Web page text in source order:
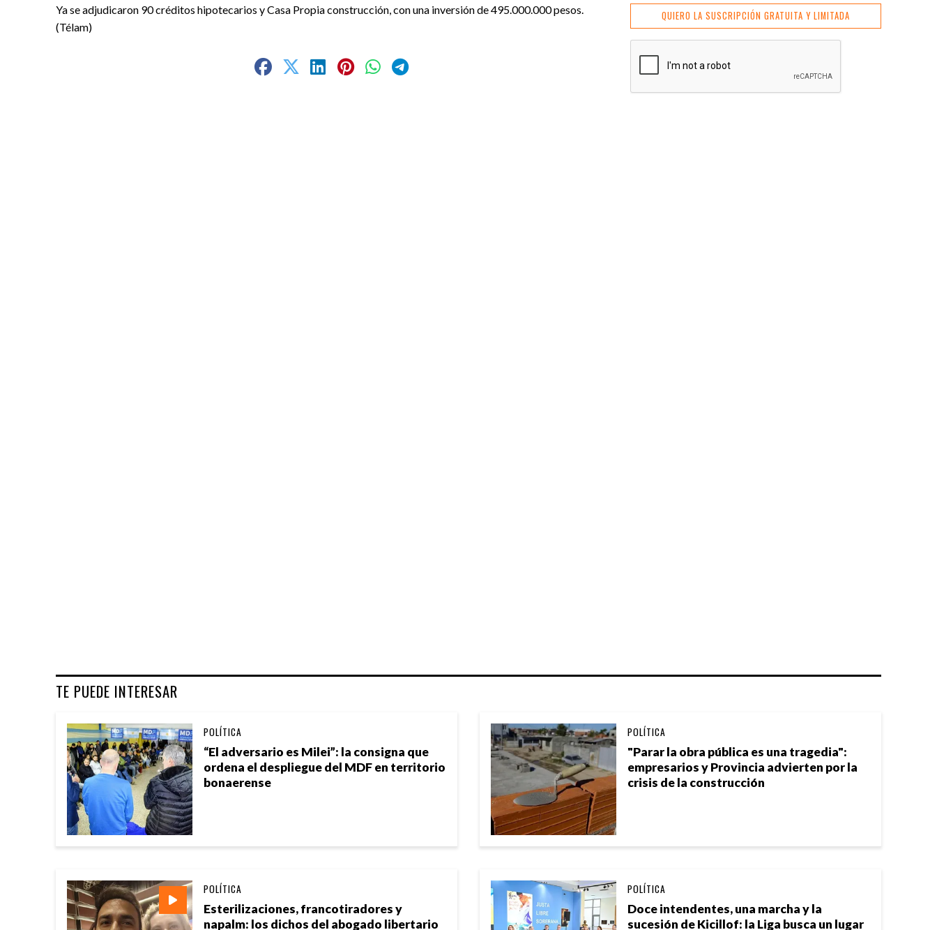
Ya se adjudicaron 90 créditos hipotecarios y Casa Propia construcción, con una inversión de 495.000.000 pesos.
(Télam)
TE PUEDE INTERESAR
“El adversario es Milei”: la consigna que
ordena el despliegue del MDF en territorio
bonaerense
POLÍTICA
"Parar la obra pública es una tragedia":
empresarios y Provincia advierten por la
crisis de la construcción
POLÍTICA
Esterilizaciones, francotiradores y
napalm: los dichos del abogado libertario
POLÍTICA
Doce intendentes, una marcha y la
sucesión de Kicillof: la Liga busca un lugar
POLÍTICA
QUIERO LA SUSCRIPCIÓN GRATUITA Y LIMITADA